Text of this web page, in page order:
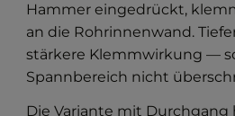
Hammer eingedrückt,
an die Rohrinnenwand.
stärkere Klemmwirkung —
Spannbereich nicht
Die Variante mit Durchgang